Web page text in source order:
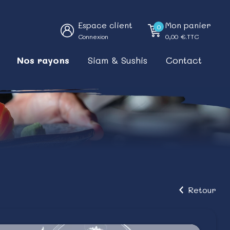
Espace client
Connexion
0 Mon panier
0,00 €.TTC
Nos rayons Siam & Sushis Contact
Retour